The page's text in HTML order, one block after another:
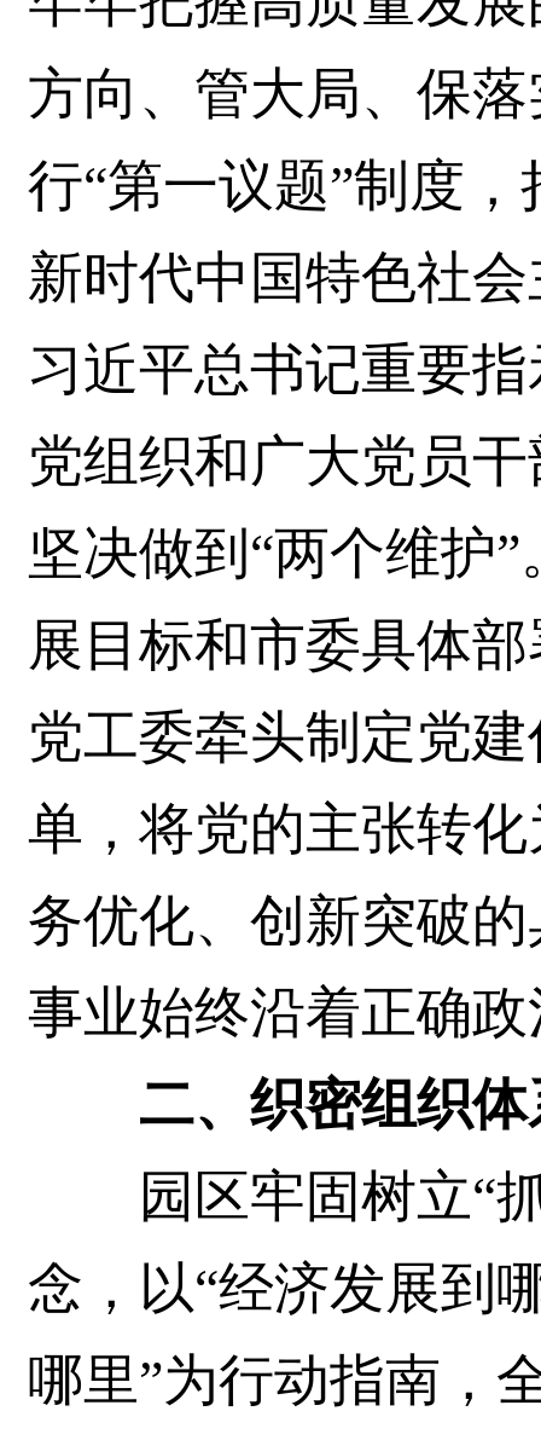
方向、管大局、保
行“第一议题”制度
新时代中国特色社
习近平总书记重要
党组织和广大党员
坚决做到“两个维护
展目标和市委具体
党工委牵头制定党
单，将党的主张转
务优化、创新突破
事业始终沿着正确
二、织密组织体
园区牢固树立“抓
念，以“经济发展到
哪里”为行动指南，